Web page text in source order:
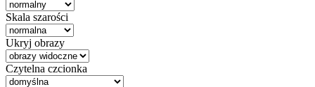
Skala szarości
Ukryj obrazy
Czytelna czcionka